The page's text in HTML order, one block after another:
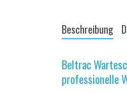
Beschreibung
Beltrac
professionelle